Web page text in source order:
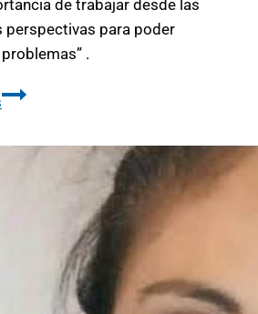
de trabajar desde las
perspectivas para poder
.